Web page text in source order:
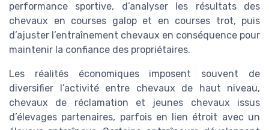
performance sportive, d’analyser les résultats des
chevaux en courses galop et en courses trot, puis
d’ajuster l’entraînement chevaux en conséquence pour
maintenir la confiance des propriétaires.
Les réalités économiques imposent souvent de
diversifier l’activité entre chevaux de haut niveau,
chevaux de réclamation et jeunes chevaux issus
d’élevages partenaires, parfois en lien étroit avec un